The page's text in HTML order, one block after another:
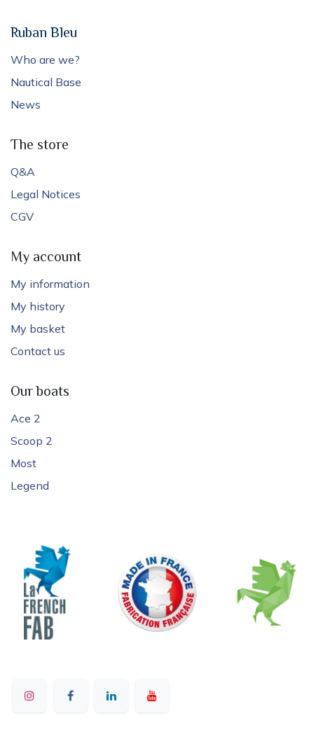
Ruban Bleu
Who are we?
Nautical Base
News
The store
Q&A
Legal Notices
CGV
My account
My information
My history
My basket
Contact us
Our boats
Ace 2
Scoop 2
Most
Legend